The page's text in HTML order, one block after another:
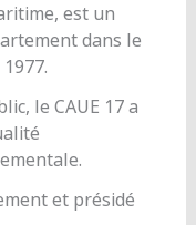
est un
dans le
le CAUE 17 a
et présidé